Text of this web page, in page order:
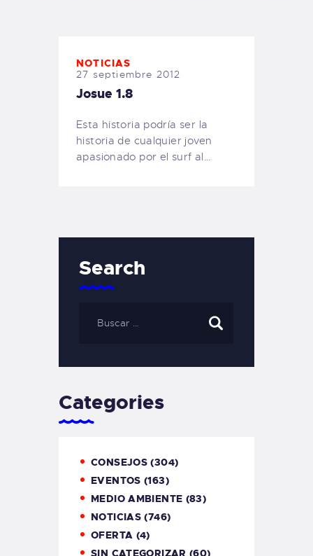
NOTICIAS
27 septiembre 2012
Josue 1.8
Esta historia podría ser la
historia de cualquier joven
apasionado por el surf al…
Search
Categories
CONSEJOS (304)
EVENTOS (163)
MEDIO AMBIENTE (83)
NOTICIAS (746)
OFERTA (4)
SIN CATEGORIZAR (60)